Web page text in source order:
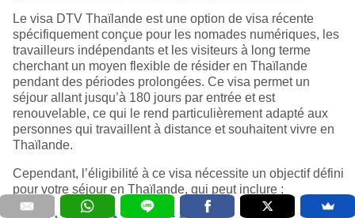
Le visa DTV Thaïlande est une option de visa récente
spécifiquement conçue pour les nomades numériques, les
travailleurs indépendants et les visiteurs à long terme
cherchant un moyen flexible de résider en Thaïlande
pendant des périodes prolongées. Ce visa permet un
séjour allant jusqu’à 180 jours par entrée et est
renouvelable, ce qui le rend particulièrement adapté aux
personnes qui travaillent à distance et souhaitent vivre en
Thaïlande.
Cependant, l’éligibilité à ce visa nécessite un objectif défini
pour votre séjour en Thaïlande, qui peut inclure :